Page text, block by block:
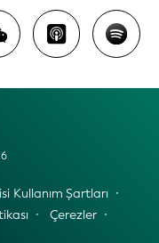
Kullanım Şartları
Çerezler